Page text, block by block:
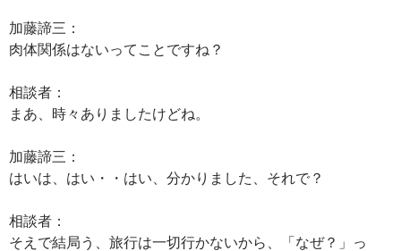
加藤諦三：
肉体関係はないってことですね？
相談者：
まあ、時々ありましたけどね。
加藤諦三：
はいは、はい・・はい、分かりました、それで？
相談者：
そえで結局う、旅行は一切行かないから、「なぜ？」っ